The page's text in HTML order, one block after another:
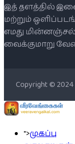
இத் தளத்தில்
மற்றும்
எமது மின்னஞ்சல்
வைக்குமாறு
Copyright ©
">முகப்பு